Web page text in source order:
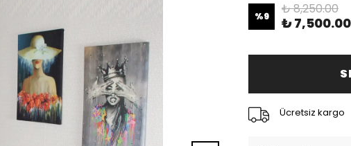
%9 ₺ 8,250.00
₺ 7,500.00
Ücretsiz kargo